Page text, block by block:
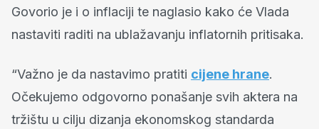
Govorio je i o inflaciji te naglasio kako će Vlada
nastaviti raditi na ublažavanju inflatornih pritisaka.
“Važno je da nastavimo pratiti cijene hrane.
Očekujemo odgovorno ponašanje svih aktera na
tržištu u cilju dizanja ekonomskog standarda